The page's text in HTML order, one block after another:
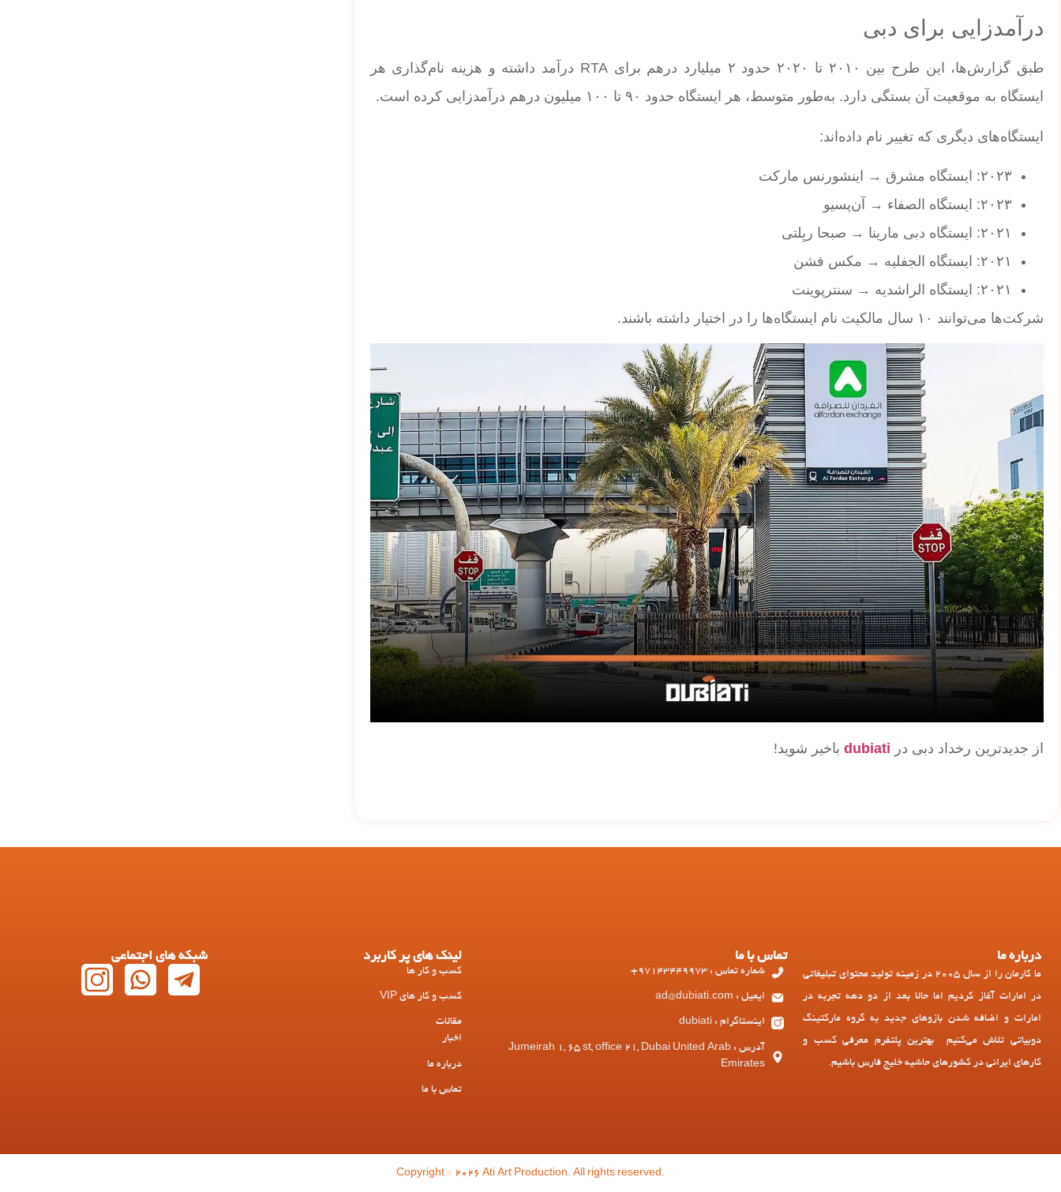
درآمدزایی برای دبی
طبق گزارش‌ها، این طرح بین ۲۰۱۰ تا ۲۰۲۰ حدود ۲ میلیارد درهم برای RTA درآمد داشته و هزینه نام‌گذاری هر
ایستگاه به موقعیت آن بستگی دارد. به‌طور متوسط، هر ایستگاه حدود ۹۰ تا ۱۰۰ میلیون درهم درآمدزایی کرده است.
ایستگاه‌های دیگری که تغییر نام داده‌اند:
۲۰۲۳: ایستگاه مشرق → اینشورنس مارکت
۲۰۲۳: ایستگاه الصفاء → آن‌پسیو
۲۰۲۱: ایستگاه دبی مارینا → صبحا ریِلتی
۲۰۲۱: ایستگاه الجفلیه → مکس فشن
۲۰۲۱: ایستگاه الراشدیه → سنترپوینت
شرکت‌ها می‌توانند ۱۰ سال مالکیت نام ایستگاه‌ها را در اختیار داشته باشند.
از جدیدترین رخداد دبی در dubiati باخیر شوید!
درباره ما
ما کارمان را از سال 2005 در زمینه تولید محتوای تبلیغاتی
در امارات آغاز کردیم اما حالا بعد از دو دهه تجربه در
امارات و اضافه شدن بازوهای جدید به گروه مارکتینگ
دوبیاتی تلاش می‌کنیم بهترین پلتفرم معرفی کسب و
کارهای ایرانی در کشورهای حاشیه خلیج فارس باشیم.
تماس با ما
شماره تماس : 97143449973+
ایمیل : ad@dubiati.com
اینستاگرام : dubiati
آدرس : Jumeirah 1, 65 st, office 21, Dubai United Arab
Emirates
لینک های پر کاربرد
کسب و کار ها
کسب و کار های VIP
مقالات
اخبار
درباره ما
تماس با ما
شبکه های اجتماعی
Copyright © 2026 Ati Art Production. All rights reserved.